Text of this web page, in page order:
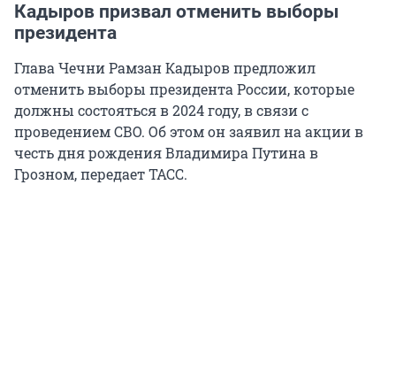
Кадыров призвал отменить выборы
президента
Глава Чечни Рамзан Кадыров предложил
отменить выборы президента России, которые
должны состояться в 2024 году, в связи с
проведением СВО. Об этом он заявил на акции в
честь дня рождения Владимира Путина в
Грозном, передает ТАСС.